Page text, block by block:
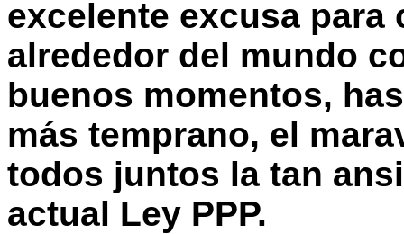
excelente excusa
alrededor del mundo
buenos momentos,
más temprano, el
todos juntos la tan
actual Ley PPP.